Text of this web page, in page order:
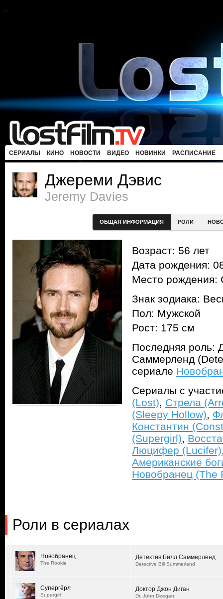
СЕРИАЛЫ КИНО НОВОСТИ ВИДЕО НОВИНКИ РАСПИСАНИЕ
Джереми Дэвис
Jeremy Davies
ОБЩАЯ ИНФОРМАЦИЯ РОЛИ
Возраст: 56 лет
Дата рождения:
Место
Знак зодиака:
Пол: Мужской
Рост: 175 см
Последняя роль:
Саммерленд
сериале
Сериалы с
(Lost), Стрела
(Sleepy Hollow),
Константин
(Supergirl),
Люцифер (Lucifer)
Американские
Новобранец (The
Роли в сериалах
Новобранец
The Rookie
Детектив Билл Саммерленд
Detective Bill Summerland
Супергёрл
Supergirl
Доктор Джон Диган
Dr. John Deegan